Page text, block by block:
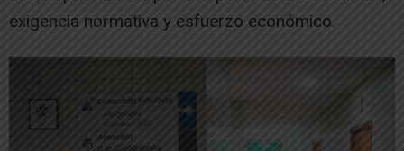
exigencia normativa y esfuerzo económico.